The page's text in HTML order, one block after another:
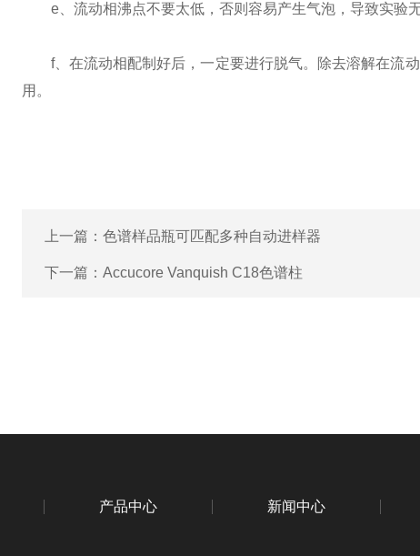
e、流动相沸点不要太低，否则容易产生气泡，导致实验无
f、在流动相配制好后，一定要进行脱气。除去溶解在流动
用。
上一篇： 色谱样品瓶可匹配多种自动进样器
下一篇： Accucore Vanquish C18色谱柱
产品中心 新闻中心